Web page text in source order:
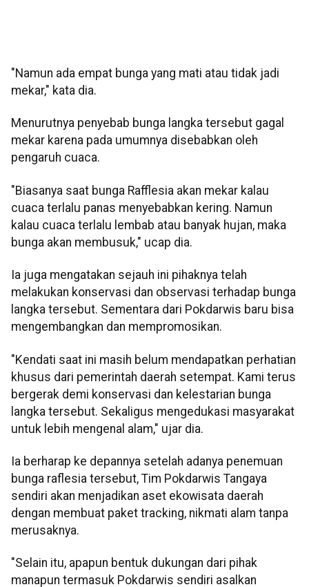
"Namun ada empat bunga yang mati atau tidak jadi
mekar," kata dia.
Menurutnya penyebab bunga langka tersebut gagal
mekar karena pada umumnya disebabkan oleh
pengaruh cuaca.
"Biasanya saat bunga Rafflesia akan mekar kalau
cuaca terlalu panas menyebabkan kering. Namun
kalau cuaca terlalu lembab atau banyak hujan, maka
bunga akan membusuk," ucap dia.
Ia juga mengatakan sejauh ini pihaknya telah
melakukan konservasi dan observasi terhadap bunga
langka tersebut. Sementara dari Pokdarwis baru bisa
mengembangkan dan mempromosikan.
"Kendati saat ini masih belum mendapatkan perhatian
khusus dari pemerintah daerah setempat. Kami terus
bergerak demi konservasi dan kelestarian bunga
langka tersebut. Sekaligus mengedukasi masyarakat
untuk lebih mengenal alam," ujar dia.
Ia berharap ke depannya setelah adanya penemuan
bunga raflesia tersebut, Tim Pokdarwis Tangaya
sendiri akan menjadikan aset ekowisata daerah
dengan membuat paket tracking, nikmati alam tanpa
merusaknya.
"Selain itu, apapun bentuk dukungan dari pihak
manapun termasuk Pokdarwis sendiri asalkan